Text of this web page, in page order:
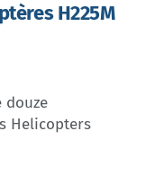
H225M
douze
Helicopters